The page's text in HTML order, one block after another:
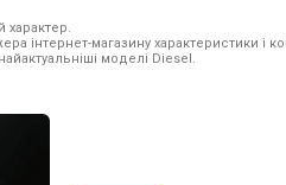
характер.
інтернет-магазину характеристики і
моделі Diesel.